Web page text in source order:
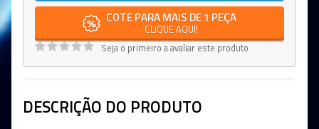
COTE PARA MAIS DE 1 PEÇA
CLIQUE AQUI!
Seja o primeiro a avaliar este produto
DESCRIÇÃO DO PRODUTO